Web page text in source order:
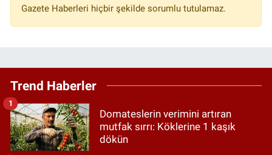
Gazete Haberleri hiçbir şekilde sorumlu tutulamaz.
Trend Haberler
Domateslerin verimini artıran
mutfak sırrı: Köklerine 1 kaşık
dökün
1